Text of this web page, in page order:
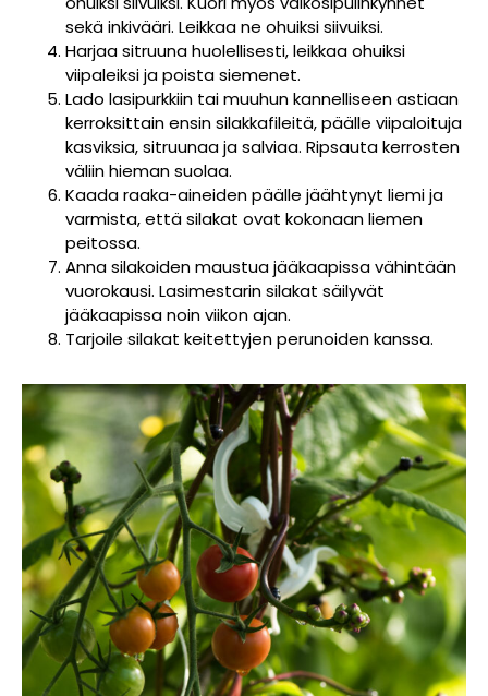
sekä inkivääri. Leikkaa ne ohuiksi siivuiksi.
Harjaa sitruuna huolellisesti, leikkaa ohuiksi
viipaleiksi ja poista siemenet.
Lado lasipurkkiin tai muuhun kannelliseen astiaan
kerroksittain ensin silakkafileitä, päälle viipaloituja
kasviksia, sitruunaa ja salviaa. Ripsauta kerrosten
väliin hieman suolaa.
Kaada raaka-aineiden päälle jäähtynyt liemi ja
varmista, että silakat ovat kokonaan liemen
peitossa.
Anna silakoiden maustua jääkaapissa vähintään
vuorokausi. Lasimestarin silakat säilyvät
jääkaapissa noin viikon ajan.
Tarjoile silakat keitettyjen perunoiden kanssa.